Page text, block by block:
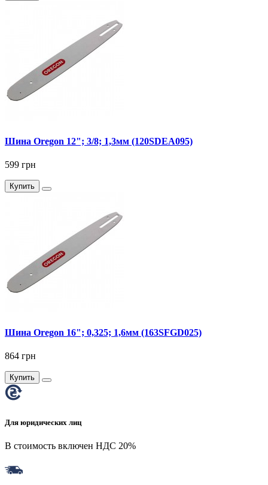
Шина Oregon 12"; 3/8; 1,3мм (120SDEA095)
599 грн
Купить
Шина Oregon 16"; 0,325; 1,6мм (163SFGD025)
864 грн
Купить
Для юридических лиц
В стоимость включен НДС 20%